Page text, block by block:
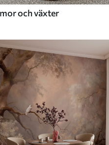
och växter